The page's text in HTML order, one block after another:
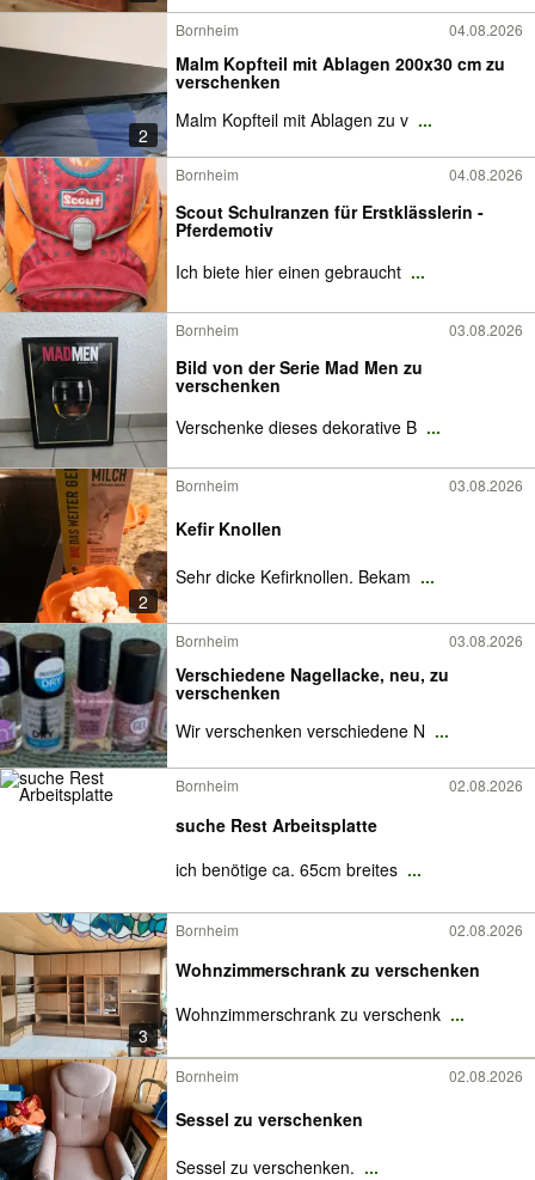
2
Bornheim 04.08.2026
Malm Kopfteil mit Ablagen 200x30 cm zu
verschenken
Malm Kopfteil mit Ablagen zu v ...
Bornheim 04.08.2026
Scout Schulranzen für Erstklässlerin -
Pferdemotiv
Ich biete hier einen gebraucht ...
Bornheim 03.08.2026
Bild von der Serie Mad Men zu
verschenken
Verschenke dieses dekorative B ...
2
Bornheim 03.08.2026
Kefir Knollen
Sehr dicke Kefirknollen. Bekam ...
Bornheim 03.08.2026
Verschiedene Nagellacke, neu, zu
verschenken
Wir verschenken verschiedene N ...
Bornheim 02.08.2026
suche Rest Arbeitsplatte
ich benötige ca. 65cm breites ...
3
Bornheim 02.08.2026
Wohnzimmerschrank zu verschenken
Wohnzimmerschrank zu verschenk ...
Bornheim 02.08.2026
Sessel zu verschenken
Sessel zu verschenken. ...